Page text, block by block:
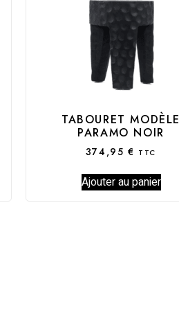
TABOURET MODÈLE
PARAMO NOIR
374,95€ TTC
Ajouter au panier